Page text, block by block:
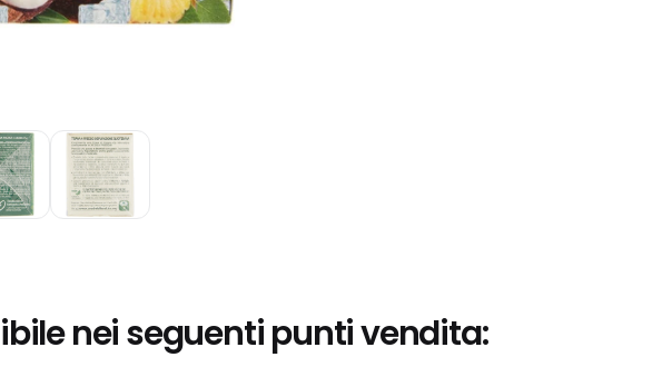
nei seguenti punti vendita: